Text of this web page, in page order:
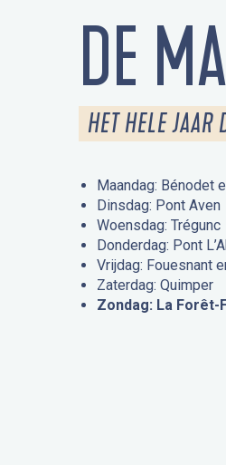
DE
HET HELE JAAR
Maandag: Bénodet
Dinsdag: Pont Aven
Woensdag: Trégunc
Donderdag: Pont
Vrijdag: Fouesnant
Zaterdag: Quimper
Zondag: La Forêt-